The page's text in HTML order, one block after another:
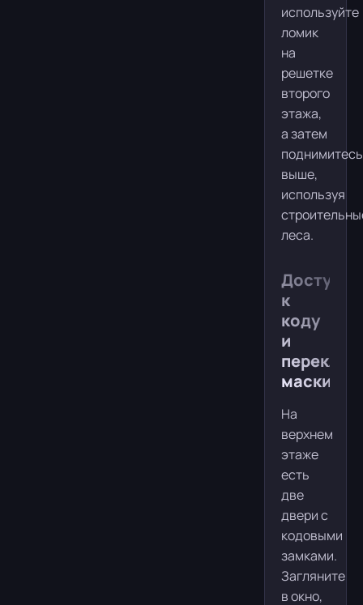
используйте
ломик
на
решетке
второго
этажа,
а затем
поднимитесь
выше,
используя
леса.
Доступ
к
коду
и
На
верхнем
этаже
есть
две
двери с
кодовыми
замками.
Загляните
в окно,